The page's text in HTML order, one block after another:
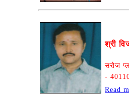
श्री
सरोज
-
Read